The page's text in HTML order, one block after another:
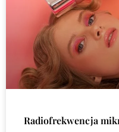
Radiofrekwencja